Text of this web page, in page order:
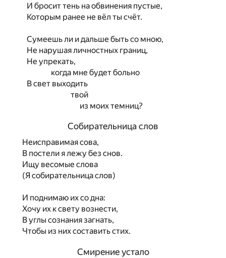
И бросит тень на обвинения пустые,
Которым ранее не вёл ты счёт.
Сумеешь ли и дальше быть со мною,
Не нарушая личностных границ,
Не упрекать,
когда мне будет больно
В свет выходить
твой
из моих темниц?
Собирательница слов
Неисправимая сова,
В постели я лежу без снов.
Ищу весомые слова
(Я собирательница слов)
И поднимаю их со дна:
Хочу их к свету вознести,
В углы сознания загнать,
Чтобы из них составить стих.
Смирение устало